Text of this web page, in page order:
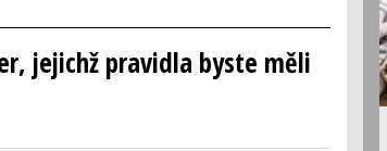
jejichž pravidla byste měli